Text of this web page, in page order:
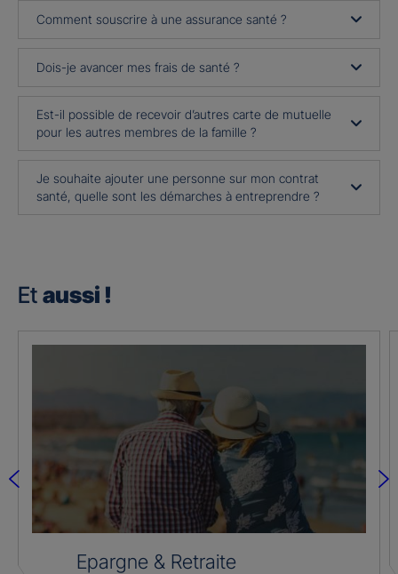
Comment souscrire à une assurance santé ?
Dois-je avancer mes frais de santé ?
Est-il possible de recevoir d’autres carte de mutuelle
pour les autres membres de la famille ?
Je souhaite ajouter une personne sur mon contrat
santé, quelle sont les démarches à entreprendre ?
Et aussi !
Epargne & Retraite